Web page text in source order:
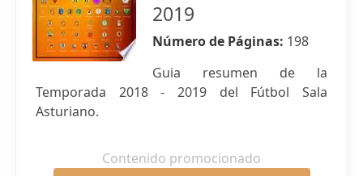
2019
Número de Páginas: 198
Guia resumen de la
Temporada 2018 - 2019 del Fútbol Sala
Asturiano.
Contenido promocionado